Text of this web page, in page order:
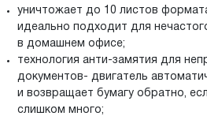
уничтожает до 10 листов
идеально подходит для
в домашнем офисе;
технология анти-замятия для
документов- двигатель
и возвращает бумагу обратно,
слишком много;